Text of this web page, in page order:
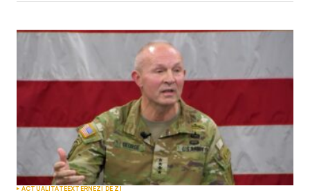
ACTUALITATEEXTERNEZI DE ZI